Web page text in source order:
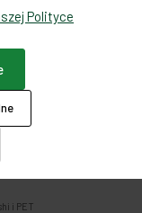
i PET
Polityce